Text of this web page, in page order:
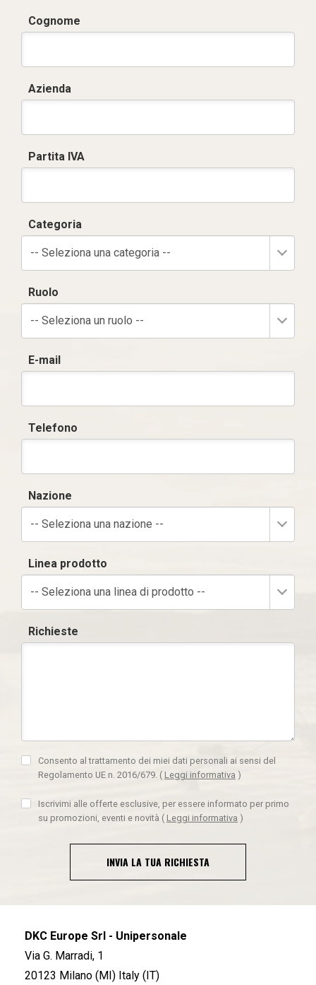
Cognome
Azienda
Partita IVA
Categoria
-- Seleziona una categoria --
Ruolo
-- Seleziona un ruolo --
E-mail
Telefono
Nazione
-- Seleziona una nazione --
Linea prodotto
-- Seleziona una linea di prodotto --
Richieste
Consento al trattamento dei miei dati personali ai sensi del
Regolamento UE n. 2016/679. ( Leggi informativa )
Iscrivimi alle offerte esclusive, per essere informato per primo
su promozioni, eventi e novità ( Leggi informativa )
INVIA LA TUA RICHIESTA
DKC Europe Srl - Unipersonale
Via G. Marradi, 1
20123 Milano (MI) Italy (IT)